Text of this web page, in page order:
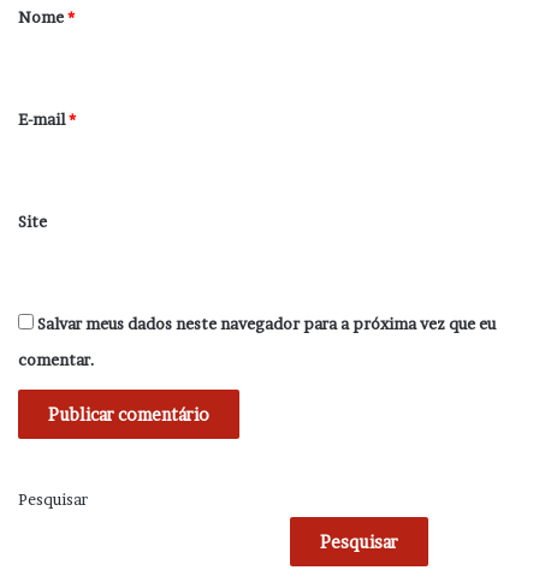
r
*
Nome*
E-mail*
Site
Salvar meus dados neste navegador para a próxima vez que eu
comentar.
Pesquisar
Pesquisar